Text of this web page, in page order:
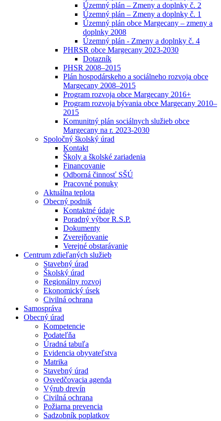
Územný plán – Zmeny a doplnky č. 2
Územný plán – Zmeny a doplnky č. 1
Územný plán obce Margecany – zmeny a
doplnky 2008
Územný plán - Zmeny a doplnky č. 4
PHRSR obce Margecany 2023-2030
Dotazník
PHSR 2008–2015
Plán hospodárskeho a sociálneho rozvoja obce
Margecany 2008–2015
Program rozvoja obce Margecany 2016+
Program rozvoja bývania obce Margecany 2010–
2015
Komunitný plán sociálnych služieb obce
Margecany na r. 2023-2030
Spoločný školský úrad
Kontakt
Školy a školské zariadenia
Financovanie
Odborná činnosť SŠÚ
Pracovné ponuky
Aktuálna teplota
Obecný podnik
Kontaktné údaje
Poradný výbor R.S.P.
Dokumenty
Zverejňovanie
Verejné obstarávanie
Centrum zdieľaných služieb
Stavebný úrad
Školský úrad
Regionálny rozvoj
Ekonomický úsek
Civilná ochrana
Samospráva
Obecný úrad
Kompetencie
Podateľňa
Úradná tabuľa
Evidencia obyvateľstva
Matrika
Stavebný úrad
Osvedčovacia agenda
Výrub drevín
Civilná ochrana
Požiarna prevencia
Sadzobník poplatkov